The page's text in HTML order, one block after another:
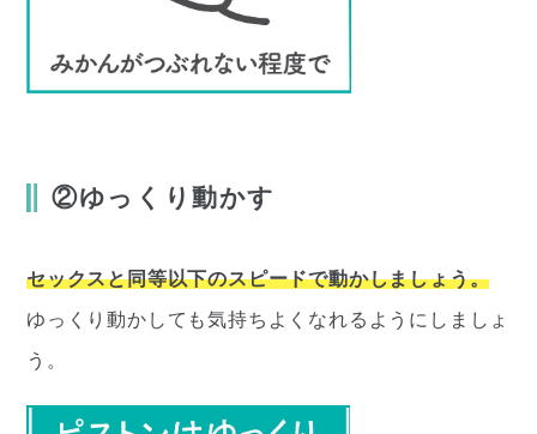
②ゆっくり動かす
セックスと同等以下のスピードで動かしましょう。
ゆっくり動かしても気持ちよくなれるようにしましょ
う。